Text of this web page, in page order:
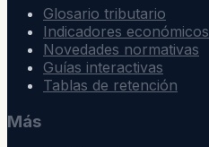
Glosario tributario
Indicadores económicos
Novedades normativas
Guías interactivas
Tablas de retención
Más